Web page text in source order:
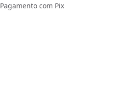
Pagamento com Pix